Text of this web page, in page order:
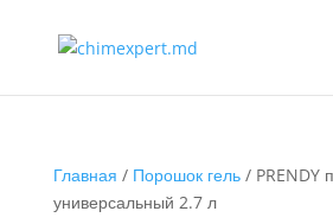
Главная / Порошок гель/ PRENDY
универсальный 2.7 л